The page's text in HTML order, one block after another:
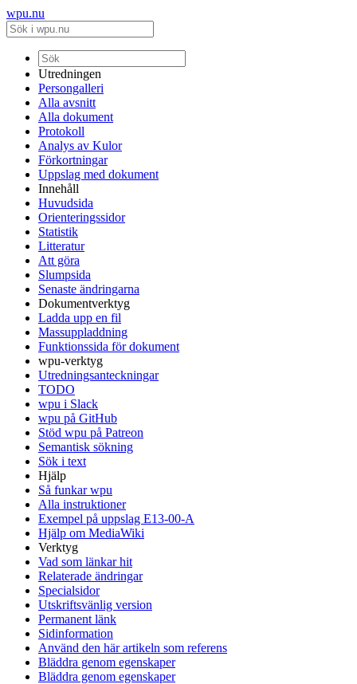
wpu.nu
Utredningen
Persongalleri
Alla avsnitt
Alla dokument
Protokoll
Analys av Kulor
Förkortningar
Uppslag med dokument
Innehåll
Huvudsida
Orienteringssidor
Statistik
Litteratur
Att göra
Slumpsida
Senaste ändringarna
Dokumentverktyg
Ladda upp en fil
Massuppladdning
Funktionssida för dokument
wpu-verktyg
Utredningsanteckningar
TODO
wpu i Slack
wpu på GitHub
Stöd wpu på Patreon
Semantisk sökning
Sök i text
Hjälp
Så funkar wpu
Alla instruktioner
Exempel på uppslag E13-00-A
Hjälp om MediaWiki
Verktyg
Vad som länkar hit
Relaterade ändringar
Specialsidor
Utskriftsvänlig version
Permanent länk
Sidinformation
Använd den här artikeln som referens
Bläddra genom egenskaper
Bläddra genom egenskaper